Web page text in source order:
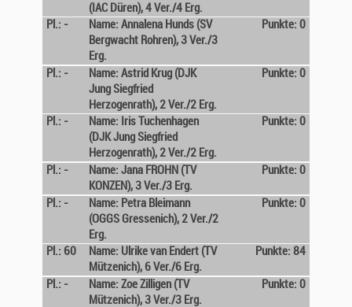
(IAC Düren), 4 Ver./4 Erg.
Pl.: -
Name: Annalena Hunds (SV
Bergwacht Rohren), 3 Ver./3
Erg.
Punkte: 0
Pl.: -
Name: Astrid Krug (DJK
Jung Siegfried
Herzogenrath), 2 Ver./2 Erg.
Punkte: 0
Pl.: -
Name: Iris Tuchenhagen
(DJK Jung Siegfried
Herzogenrath), 2 Ver./2 Erg.
Punkte: 0
Pl.: -
Name: Jana FROHN (TV
KONZEN), 3 Ver./3 Erg.
Punkte: 0
Pl.: -
Name: Petra Bleimann
(OGGS Gressenich), 2 Ver./2
Erg.
Punkte: 0
Pl.: 60
Name: Ulrike van Endert (TV
Mützenich), 6 Ver./6 Erg.
Punkte: 84
Pl.: -
Name: Zoe Zilligen (TV
Mützenich), 3 Ver./3 Erg.
Punkte: 0